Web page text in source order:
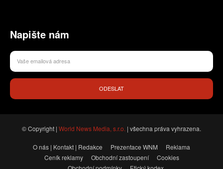
Napište nám
ODESLAT
© Copyright | World News Media, s.r.o. | všechna práva vyhrazena.
O nás | Kontakt | Redakce Prezentace WNM
Reklama
Ceník reklamy
Obchodní zastoupení
Cookies